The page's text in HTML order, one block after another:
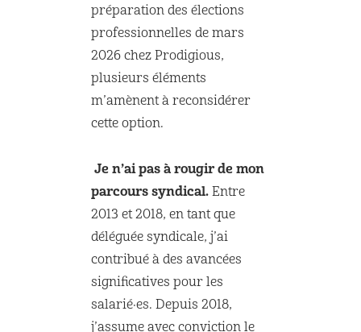
préparation des élections
professionnelles de mars
2026 chez Prodigious,
plusieurs éléments
m’amènent à reconsidérer
cette option.
Je n’ai pas à rougir de mon
parcours syndical. Entre
2013 et 2018, en tant que
déléguée syndicale, j’ai
contribué à des avancées
significatives pour les
salarié·es. Depuis 2018,
j’assume avec conviction le